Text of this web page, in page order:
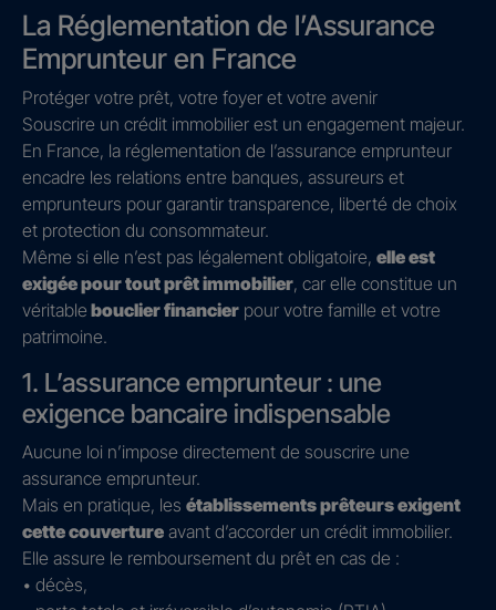
La Réglementation de l’Assurance
Emprunteur en France
Protéger votre prêt, votre foyer et votre avenir
Souscrire un crédit immobilier est un engagement majeur.
En France, la réglementation de l’assurance emprunteur
encadre les relations entre banques, assureurs et
emprunteurs pour garantir transparence, liberté de choix
et protection du consommateur.
Même si elle n’est pas légalement obligatoire, elle est
exigée pour tout prêt immobilier, car elle constitue un
véritable bouclier financier pour votre famille et votre
patrimoine.
1. L’assurance emprunteur : une
exigence bancaire indispensable
Aucune loi n’impose directement de souscrire une
assurance emprunteur.
Mais en pratique, les établissements prêteurs exigent
cette couverture avant d’accorder un crédit immobilier.
Elle assure le remboursement du prêt en cas de :
• décès,